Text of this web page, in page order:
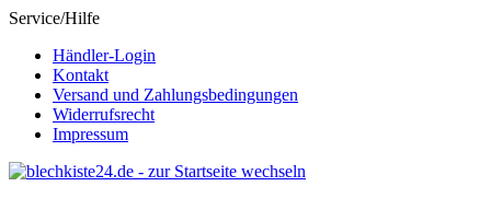
Service/Hilfe
Händler-Login
Kontakt
Versand und Zahlungsbedingungen
Widerrufsrecht
Impressum